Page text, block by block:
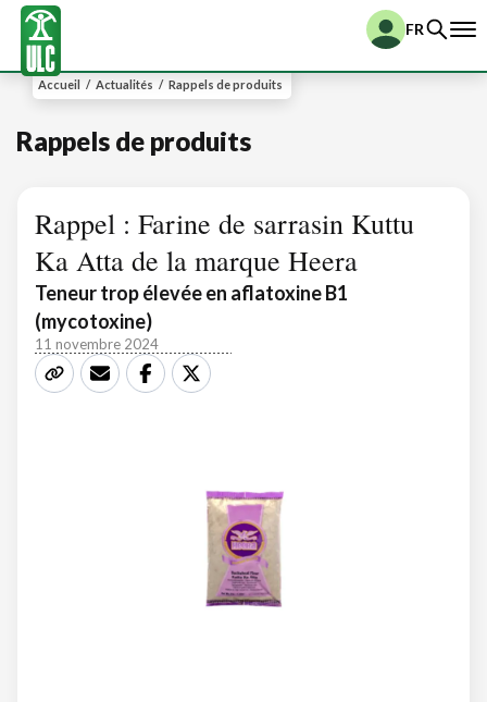
FR
Accueil / Actualités / Rappels de produits
Rappels de produits
Rappel : Farine de sarrasin Kuttu
Ka Atta de la marque Heera
Teneur trop élevée en aflatoxine B1
(mycotoxine)
11 novembre 2024